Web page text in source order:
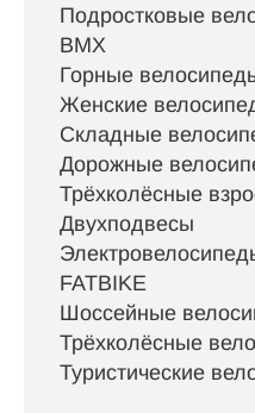
Подростковые
BMX
Горные
Женские
Складные
Дорожные
Трёхколёсные
Двухподвесы
FATBIKE
Шоссейные
Трёхколёсные
Туристические